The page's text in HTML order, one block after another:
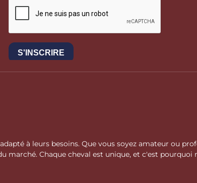
à leurs besoins. Que vous soyez amateur ou
Chaque cheval est unique, et c'est pourquoi